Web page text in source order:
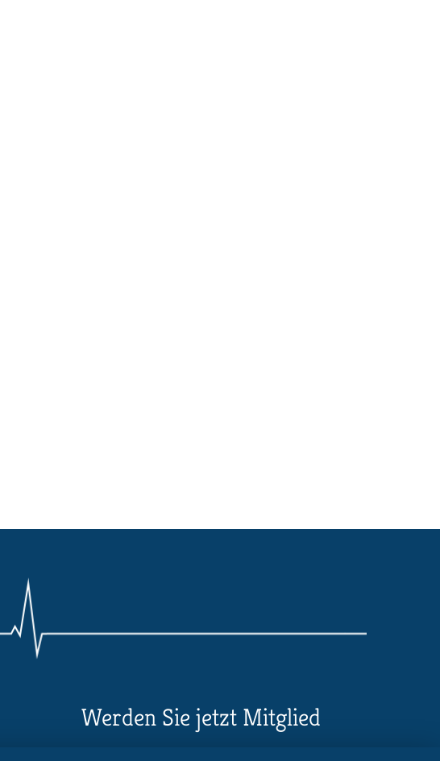
Werden Sie jetzt Mitglied